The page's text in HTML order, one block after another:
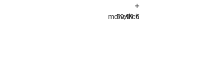
+
59,99 €
monatlich